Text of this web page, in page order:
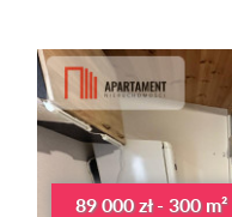
89 000 zł - 300 m²